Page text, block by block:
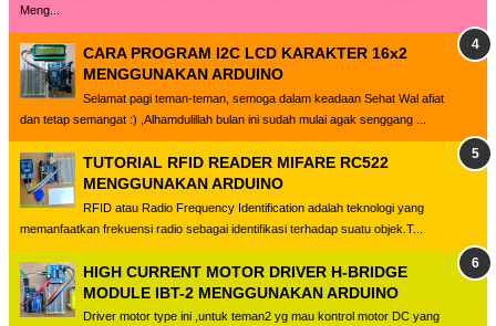
Meng...
CARA PROGRAM I2C LCD KARAKTER 16x2
MENGGUNAKAN ARDUINO
Selamat pagi teman-teman, semoga dalam keadaan Sehat Wal afiat
dan tetap semangat :) ,Alhamdulillah bulan ini sudah mulai agak senggang ...
TUTORIAL RFID READER MIFARE RC522
MENGGUNAKAN ARDUINO
RFID atau Radio Frequency Identification adalah teknologi yang
memanfaatkan frekuensi radio sebagai identifikasi terhadap suatu objek.T...
HIGH CURRENT MOTOR DRIVER H-BRIDGE
MODULE IBT-2 MENGGUNAKAN ARDUINO
Driver motor type ini ,untuk teman2 yg mau kontrol motor DC yang